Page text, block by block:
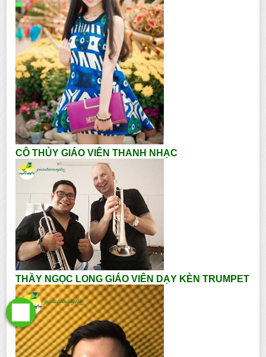
CÔ THỦY GIÁO VIÊN THANH NHẠC
THẦY NGỌC LONG GIÁO VIÊN DẠY KÈN TRUMPET